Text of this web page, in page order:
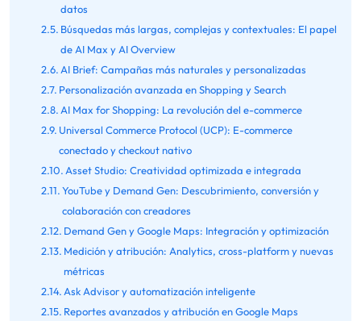
datos
Búsquedas más largas, complejas y contextuales: El papel
de AI Max y AI Overview
AI Brief: Campañas más naturales y personalizadas
Personalización avanzada en Shopping y Search
AI Max for Shopping: La revolución del e-commerce
Universal Commerce Protocol (UCP): E-commerce
conectado y checkout nativo
Asset Studio: Creatividad optimizada e integrada
YouTube y Demand Gen: Descubrimiento, conversión y
colaboración con creadores
Demand Gen y Google Maps: Integración y optimización
Medición y atribución: Analytics, cross-platform y nuevas
métricas
Ask Advisor y automatización inteligente
Reportes avanzados y atribución en Google Maps